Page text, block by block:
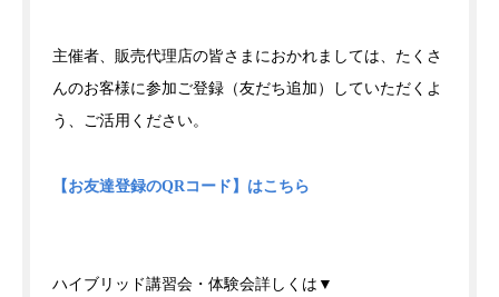
主催者、販売代理店の皆さまにおかれましては、たくさ
んのお客様に参加ご登録（友だち追加）していただくよ
う、ご活用ください。
【お友達登録のQRコード】はこちら
ハイブリッド講習会・体験会詳しくは▼